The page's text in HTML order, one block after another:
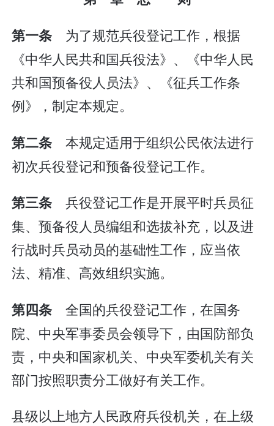
第一条 为了规范兵役登记工作，根据
《中华人民共和国兵役法》、《中华人民
共和国预备役人员法》、《征兵工作条
例》，制定本规定。
第二条本规定适用于组织公民依法进行
初次兵役登记和预备役登记工作。
第三条兵役登记工作是开展平时兵员征
集、预备役人员编组和选拔补充，以及进
行战时兵员动员的基础性工作，应当依
法、精准、高效组织实施。
第四条全国的兵役登记工作，在国务
院、中央军事委员会领导下，由国防部负
责，中央和国家机关、中央军委机关有关
部门按照职责分工做好有关工作。
县级以上地方人民政府兵役机关，在上级